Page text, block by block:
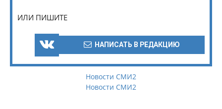
ИЛИ ПИШИТЕ
НАПИСАТЬ В РЕДАКЦИЮ
Новости СМИ2
Новости СМИ2